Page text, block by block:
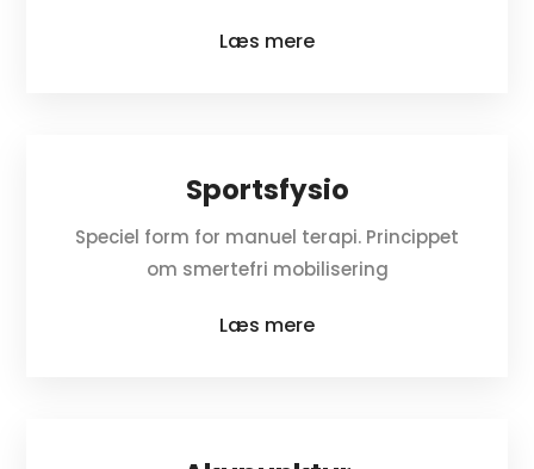
Læs mere
Sportsfysio
Speciel form for manuel terapi. Princippet
om smertefri mobilisering
Læs mere